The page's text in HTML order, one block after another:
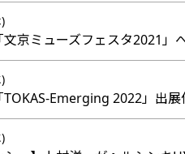
文京ミューズフェスタ2021」
TOKAS-Emerging 2022」出